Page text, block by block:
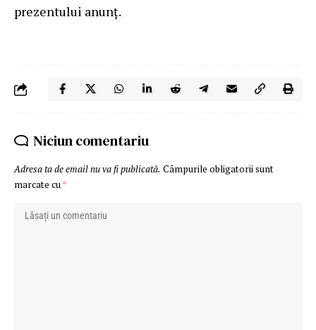
prezentului anunţ.
Niciun comentariu
Adresa ta de email nu va fi publicată. Câmpurile obligatorii sunt
marcate cu*